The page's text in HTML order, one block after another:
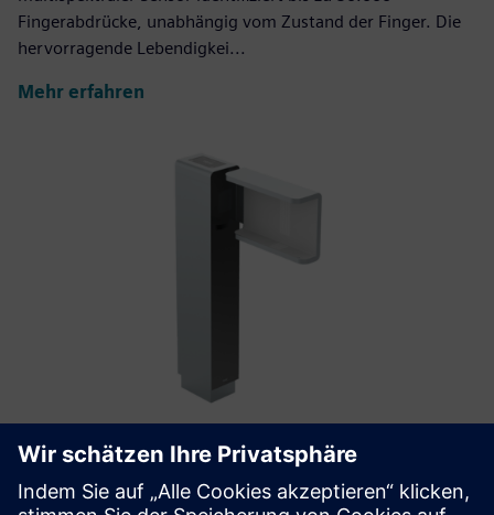
Fingerabdrücke, unabhängig vom Zustand der Finger. Die
hervorragende Lebendigkei...
Mehr erfahren
3D FLY